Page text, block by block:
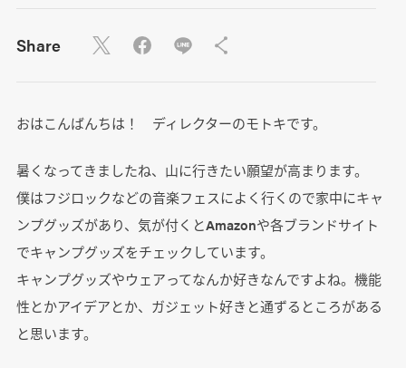
Share
おはこんばんちは！ ディレクターのモトキです。
暑くなってきましたね、山に行きたい願望が高まります。
僕はフジロックなどの音楽フェスによく行くので家中にキャ
ンプグッズがあり、気が付くとAmazonや各ブランドサイト
でキャンプグッズをチェックしています。
キャンプグッズやウェアってなんか好きなんですよね。機能
性とかアイデアとか、ガジェット好きと通ずるところがある
と思います。